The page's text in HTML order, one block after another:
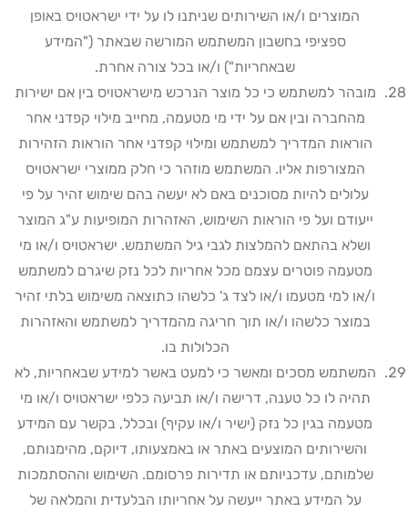
המוצרים ו/או השירותים שניתנו לו על ידי ישראטויס באופן
ספציפי בחשבון המשתמש המורשה שבאתר ("המידע
שבאחריות") ו/או בכל צורה אחרת.
מובהר למשתמש כי כל מוצר הנרכש מישראטויס בין אם ישירות
מהחברה ובין אם על ידי מי מטעמה, מחייב מילוי קפדני אחר
הוראות המדריך למשתמש ומילוי קפדני אחר הוראות הזהירות
המצורפות אליו. המשתמש מוזהר כי חלק ממוצרי ישראטויס
עלולים להיות מסוכנים באם לא יעשה בהם שימוש זהיר על פי
ייעודם ועל פי הוראות השימוש, האזהרות המופיעות ע"ג המוצר
ושלא בהתאם להמלצות לגבי גיל המשתמש. ישראטויס ו/או מי
מטעמה פוטרים עצמם מכל אחריות לכל נזק שיגרם למשתמש
ו/או למי מטעמו ו/או לצד ג' כלשהו כתוצאה משימוש בלתי זהיר
במוצר כלשהו ו/או תוך חריגה מהמדריך למשתמש והאזהרות
הכלולות בו.
המשתמש מסכים ומאשר כי למעט באשר למידע שבאחריות, לא
תהיה לו כל טענה, דרישה ו/או תביעה כלפי ישראטויס ו/או מי
מטעמה בגין כל נזק (ישיר ו/או עקיף) ובכלל, בקשר עם המידע
והשירותים המוצעים באתר או באמצעותו, דיוקם, מהימנותם,
שלמותם, עדכניותם או תדירות פרסומם. השימוש וההסתמכות
על המידע באתר ייעשה על אחריותו הבלעדית והמלאה של